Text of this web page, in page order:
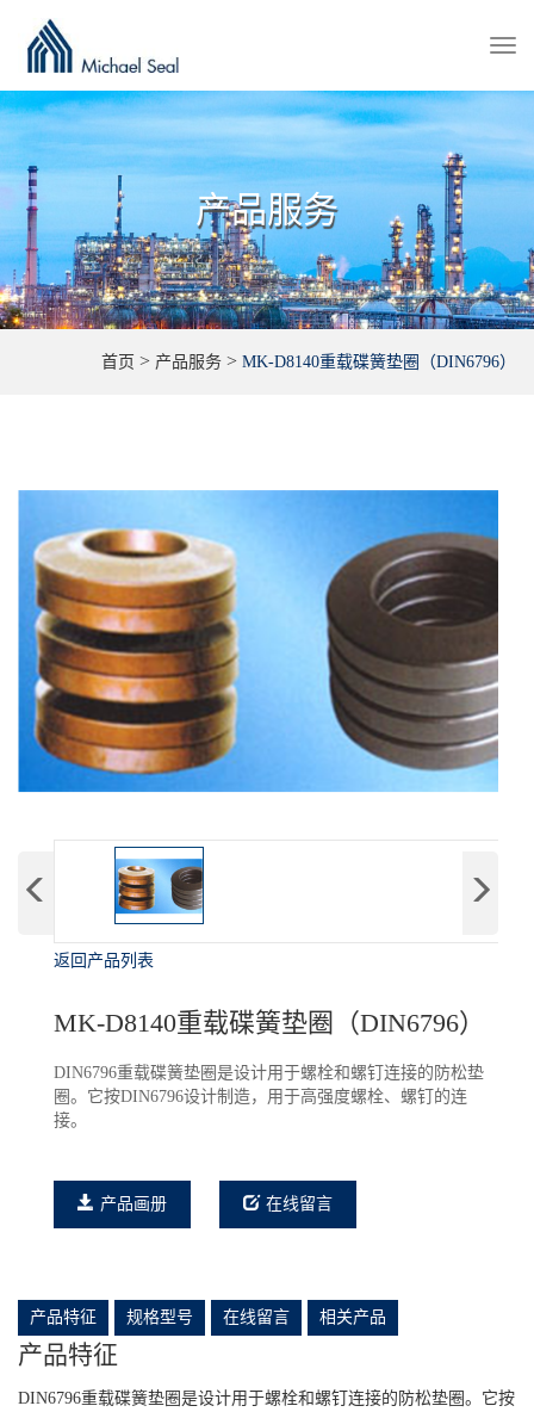
产品服务
首页 > 产品服务 > MK-D8140重载碟簧垫圈（DIN6796）
返回产品列表
MK-D8140重载碟簧垫圈（DIN6796）
DIN6796重载碟簧垫圈是设计用于螺栓和螺钉连接的防松垫
圈。它按DIN6796设计制造，用于高强度螺栓、螺钉的连
接。
产品画册 在线留言
产品特征 规格型号 在线留言 相关产品
产品特征
DIN6796重载碟簧垫圈是设计用于螺栓和螺钉连接的防松垫圈。它按